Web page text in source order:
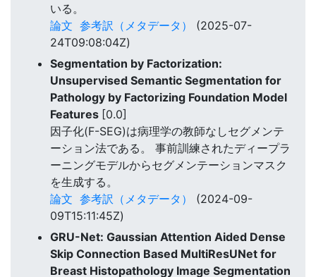
いる。
論文 参考訳（メタデータ）
(2025-07-
24T09:08:04Z)
Segmentation by Factorization:
Unsupervised Semantic Segmentation for
Pathology by Factorizing Foundation Model
Features [0.0]
因子化(F-SEG)は病理学の教師なしセグメンテ
ーション法である。 事前訓練されたディープラ
ーニングモデルからセグメンテーションマスク
を生成する。
論文 参考訳（メタデータ）
(2024-09-
09T15:11:45Z)
GRU-Net: Gaussian Attention Aided Dense
Skip Connection Based MultiResUNet for
Breast Histopathology Image Segmentation